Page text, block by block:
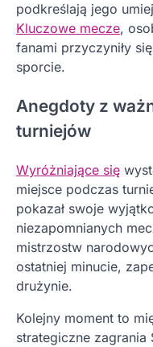
podkreślają jego
Kluczowe mecze,
fanami przyczyniły
sporcie.
Anegdoty z
turniejów
Wyróżniające się
miejsce podczas
pokazał swoje
niezapomnianych
mistrzostw
ostatniej minucie,
drużynie.
Kolejny moment to
strategiczne zagrania